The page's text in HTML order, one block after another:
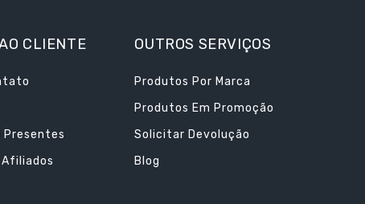
CLIENTE
Presentes
Afiliados
OUTROS SERVIÇOS
Produtos Por Marca
Produtos Em Promoção
Solicitar Devolução
Blog